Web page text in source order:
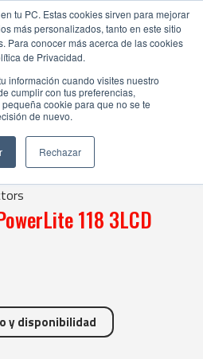
tu PC. Estas cookies sirven para mejorar
más personalizados, tanto en este sitio
Para conocer más acerca de las cookies
de Privacidad.
información cuando visites nuestro
cumplir con tus preferencias,
cookie para que no se te
de nuevo.
Rechazar
|Data Projectors
118 3LCD XGA
118 3LCD
y disponibilidad